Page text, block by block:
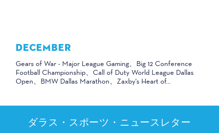
DECEMBER
Gears of War - Major League Gaming、Big 12 Conference
Football Championship、Call of Duty World League Dallas
Open、BMW Dallas Marathon、Zaxby's Heart of...
ダラス・スポーツ・ニュースレター